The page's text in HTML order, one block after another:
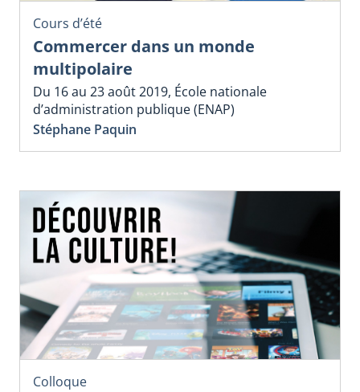
Cours d’été
Commercer dans un monde
multipolaire
Du 16 au 23 août 2019, École nationale
d’administration publique (ENAP)
Stéphane Paquin
Colloque